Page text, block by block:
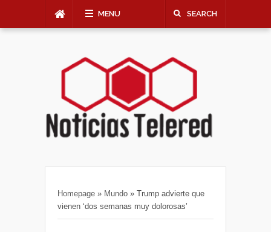
MENU SEARCH
Homepage » Mundo » Trump advierte que
vienen ‘dos semanas muy dolorosas’